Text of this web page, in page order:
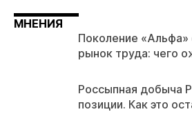
МНЕНИЯ
Поколение
рынок труда: чего
Россыпная добыча
позиции. Как это